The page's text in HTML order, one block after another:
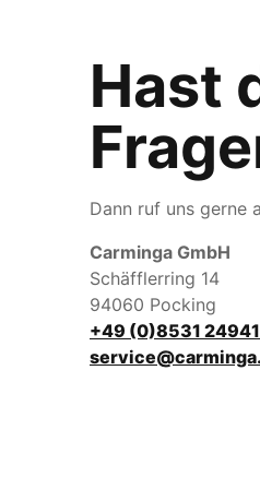
Hast
Dann ruf uns gerne
Carminga GmbH
Schäfflerring 14
94060 Pocking
+49 (0)8531